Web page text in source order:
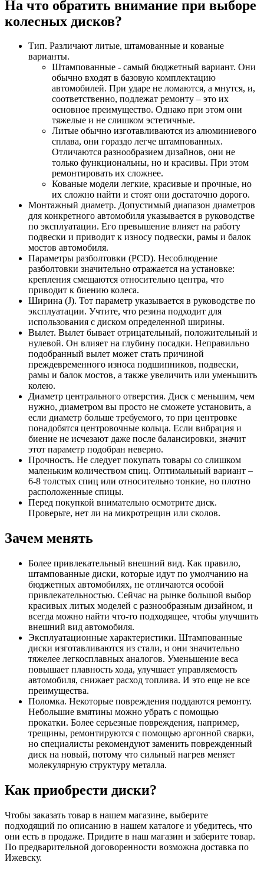
На что обратить внимание при выборе
колесных дисков?
Тип. Различают литые, штамованные и кованые
варианты.
Штампованные - самый бюджетный вариант. Они
обычно входят в базовую комплектацию
автомобилей. При ударе не ломаются, а мнутся, и,
соответственно, подлежат ремонту – это их
основное преимущество. Однако при этом они
тяжелые и не слишком эстетичные.
Литые обычно изготавливаются из алюминиевого
сплава, они гораздо легче штампованных.
Отличаются разнообразием дизайнов, они не
только функциональны, но и красивы. При этом
ремонтировать их сложнее.
Кованые модели легкие, красивые и прочные, но
их сложно найти и стоят они достаточно дорого.
Монтажный диаметр. Допустимый диапазон диаметров
для конкретного автомобиля указывается в руководстве
по эксплуатации. Его превышение влияет на работу
подвески и приводит к износу подвески, рамы и балок
мостов автомобиля.
Параметры разболтовки (PCD). Несоблюдение
разболтовки значительно отражается на установке:
крепления смещаются относительно центра, что
приводит к биению колеса.
Ширина (J). Тот параметр указывается в руководстве по
эксплуатации. Учтите, что резина подходит для
использования с диском определенной ширины.
Вылет. Вылет бывает отрицательный, положительный и
нулевой. Он влияет на глубину посадки. Неправильно
подобранный вылет может стать причиной
преждевременного износа подшипников, подвески,
рамы и балок мостов, а также увеличить или уменьшить
колею.
Диаметр центрального отверстия. Диск с меньшим, чем
нужно, диаметром вы просто не сможете установить, а
если диаметр больше требуемого, то при центровке
понадобятся центровочные кольца. Если вибрация и
биение не исчезают даже после балансировки, значит
этот параметр подобран неверно.
Прочность. Не следует покупать товары со слишком
маленьким количеством спиц. Оптимальный вариант –
6-8 толстых спиц или относительно тонкие, но плотно
расположенные спицы.
Перед покупкой внимательно осмотрите диск.
Проверьте, нет ли на микротрещин или сколов.
Зачем менять
Более привлекательный внешний вид. Как правило,
штампованные диски, которые идут по умолчанию на
бюджетных автомобилях, не отличаются особой
привлекательностью. Сейчас на рынке большой выбор
красивых литых моделей с разнообразным дизайном, и
всегда можно найти что-то подходящее, чтобы улучшить
внешний вид автомобиля.
Эксплуатационные характеристики. Штампованные
диски изготавливаются из стали, и они значительно
тяжелее легкосплавных аналогов. Уменьшение веса
повышает плавность хода, улучшает управляемость
автомобиля, снижает расход топлива. И это еще не все
преимущества.
Поломка. Некоторые повреждения поддаются ремонту.
Небольшие вмятины можно убрать с помощью
прокатки. Более серьезные повреждения, например,
трещины, ремонтируются с помощью аргонной сварки,
но специалисты рекомендуют заменить поврежденный
диск на новый, потому что сильный нагрев меняет
молекулярную структуру металла.
Как приобрести диски?
Чтобы заказать товар в нашем магазине, выберите
подходящий по описанию в нашем каталоге и убедитесь, что
они есть в продаже. Придите в наш магазин и заберите товар.
По предварительной договоренности возможна доставка по
Ижевску.